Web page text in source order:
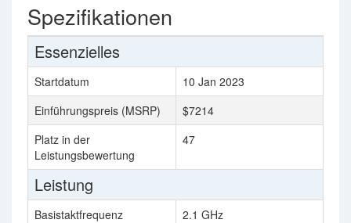
Spezifikationen
Essenzielles
Startdatum
10 Jan 2023
Einführungspreis (MSRP)
$7214
Platz in der
Leistungsbewertung
47
Leistung
Basistaktfrequenz
2.1 GHz